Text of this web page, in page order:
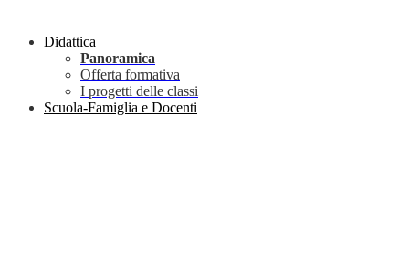
Didattica
Panoramica
Offerta formativa
I progetti delle classi
Scuola-Famiglia e Docenti